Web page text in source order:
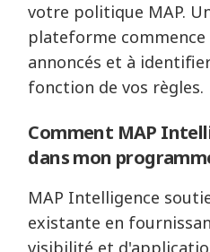
votre politique MAP.
plateforme
annoncés et à
fonction de vos règles.
Comment MAP
dans mon
MAP Intelligence
existante en
visibilité et